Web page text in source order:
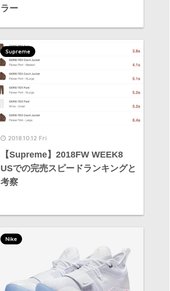
ラー
2018.10.12 Fri
【Supreme】2018FW WEEK8
USでの完売スピードランキングと
考察
Supreme
Nike